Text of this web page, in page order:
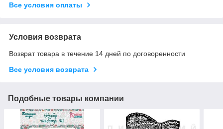
Все условия оплаты
Условия возврата
Возврат товара в течение 14 дней по договоренности
Все условия возврата
Подобные товары компании